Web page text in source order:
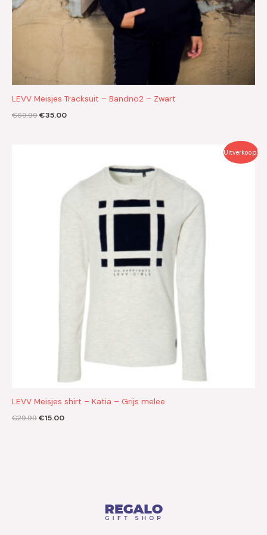
LEVV Meisjes Tracksuit – Bandno2 – Zwart
€69.99€35.00
Uitverkoop!
LEVV Meisjes shirt – Katia – Grijs melee
€29.99€15.00
€15.00.